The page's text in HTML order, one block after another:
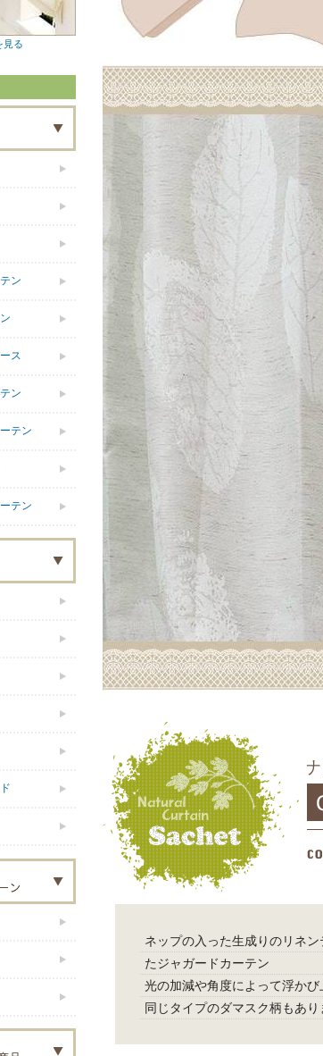
ネップの入った生成りのリネ
たジャガードカーテン
光の加減や角度によって浮か
同じタイプのダマスク柄もあり
見る
ン
ス
ン
テン
テン